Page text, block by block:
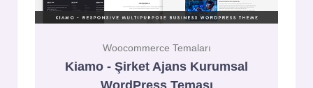
Woocommerce Temaları
Kiamo - Şirket Ajans Kurumsal
WordPress Teması